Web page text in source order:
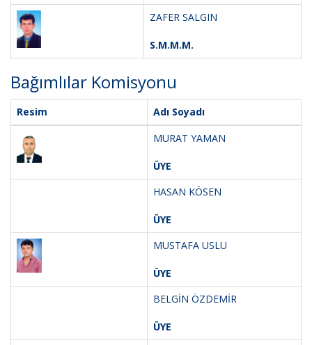
ZAFER SALGIN
S.M.M.M.
Bağımlılar Komisyonu
Resim
Adı Soyadı
MURAT YAMAN
ÜYE
HASAN KÖSEN
ÜYE
MUSTAFA USLU
ÜYE
BELGİN ÖZDEMİR
ÜYE